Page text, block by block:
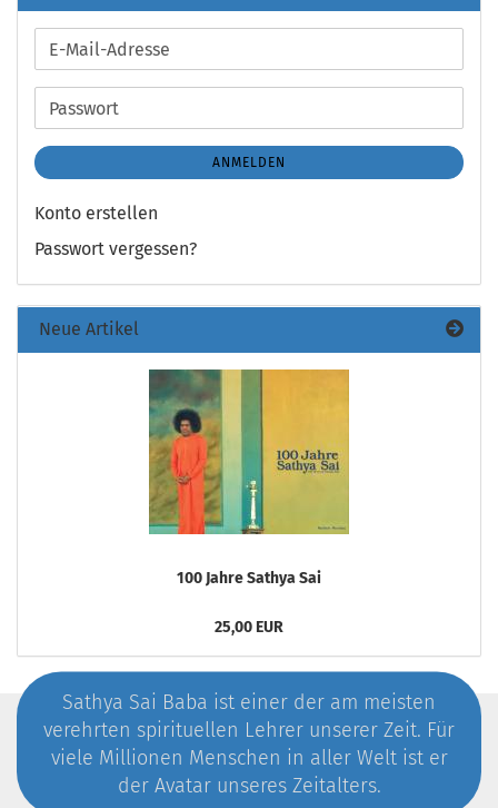
E-
Mail-
Adresse
Passwort
ANMELDEN
Konto erstellen
Passwort vergessen?
Neue Artikel
100 Jahre Sathya Sai
25,00 EUR
Sathya Sai Baba ist einer der am meisten
verehrten spirituellen Lehrer unserer Zeit. Für
viele Millionen Menschen in aller Welt ist er
der Avatar unseres Zeitalters.